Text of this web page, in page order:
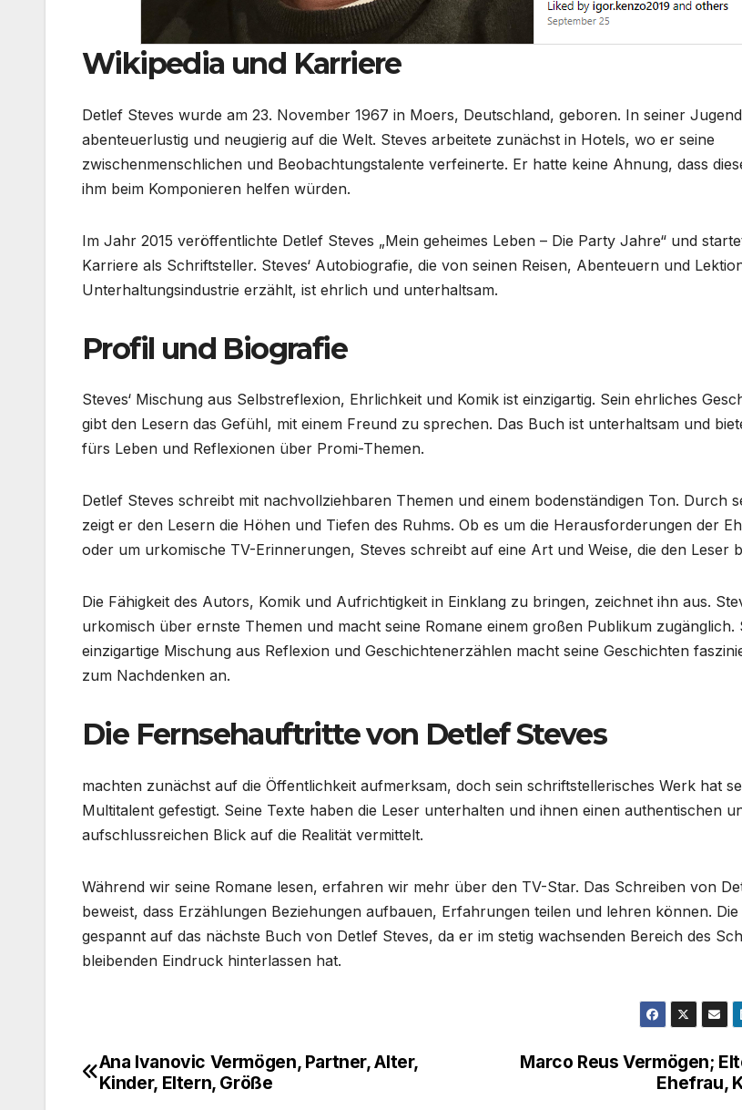
Wikipedia und Karriere
Detlef Steves wurde am 23. November 1967 in Moers, Deutschland, geboren. In seiner
abenteuerlustig und neugierig auf die Welt. Steves arbeitete zunächst in Hotels, wo er seine
zwischenmenschlichen und Beobachtungstalente verfeinerte. Er hatte keine Ahnung, dass
ihm beim Komponieren helfen würden.
Im Jahr 2015 veröffentlichte Detlef Steves „Mein geheimes Leben – Die Party Jahre“ und
Karriere als Schriftsteller. Steves‘ Autobiografie, die von seinen Reisen, Abenteuern und
Unterhaltungsindustrie erzählt, ist ehrlich und unterhaltsam.
Profil und Biografie
Steves‘ Mischung aus Selbstreflexion, Ehrlichkeit und Komik ist einzigartig. Sein ehrliches
gibt den Lesern das Gefühl, mit einem Freund zu sprechen. Das Buch ist unterhaltsam und
fürs Leben und Reflexionen über Promi-Themen.
Detlef Steves schreibt mit nachvollziehbaren Themen und einem bodenständigen Ton. Durch
zeigt er den Lesern die Höhen und Tiefen des Ruhms. Ob es um die Herausforderungen der
oder um urkomische TV-Erinnerungen, Steves schreibt auf eine Art und Weise, die den Leser
Die Fähigkeit des Autors, Komik und Aufrichtigkeit in Einklang zu bringen, zeichnet ihn aus.
urkomisch über ernste Themen und macht seine Romane einem großen Publikum zugänglich.
einzigartige Mischung aus Reflexion und Geschichtenerzählen macht seine Geschichten
zum Nachdenken an.
Die Fernsehauftritte von Detlef Steves
machten zunächst auf die Öffentlichkeit aufmerksam, doch sein schriftstellerisches Werk hat
Multitalent gefestigt. Seine Texte haben die Leser unterhalten und ihnen einen authentischen
aufschlussreichen Blick auf die Realität vermittelt.
Während wir seine Romane lesen, erfahren wir mehr über den TV-Star. Das Schreiben von
beweist, dass Erzählungen Beziehungen aufbauen, Erfahrungen teilen und lehren können.
gespannt auf das nächste Buch von Detlef Steves, da er im stetig wachsenden Bereich des
bleibenden Eindruck hinterlassen hat.
Post
Marco Reus Vermögen;
Ehefrau,
Ana Ivanovic Vermögen, Partner, Alter,
Kinder, Eltern, Größe